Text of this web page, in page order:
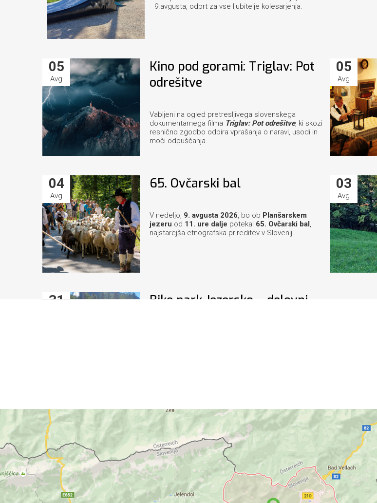
9.avgusta, odprt za vse ljubitelje kolesarjenja.
05
Avg
Kino pod gorami: Triglav: Pot
odrešitve
Vabljeni na ogled pretresljivega slovenskega
dokumentarnega filma Triglav: Pot odrešitve, ki skozi
resnično zgodbo odpira vprašanja o naravi, usodi in
moči odpuščanja.
05
Avg
04
Avg
65. Ovčarski bal
V nedeljo, 9. avgusta 2026 , bo ob Planšarskem
jezeru od 11. ure dalje potekal 65. Ovčarski bal
najstarejša etnografska prireditev v Sloveniji.
03
Avg
31
Bike park Jezersko – delovni
VSE NOVICE IN DOGODKI